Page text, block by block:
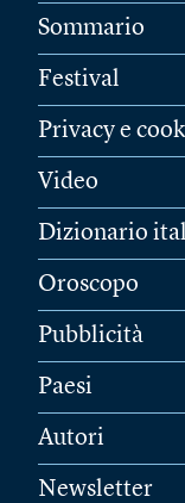
Sommario
Festival
Privacy e
Video
Dizionario
Oroscopo
Pubblicità
Paesi
Autori
Newsletter